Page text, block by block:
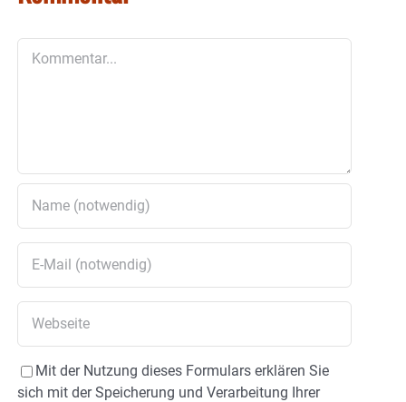
Mit der Nutzung dieses Formulars erklären Sie
sich mit der Speicherung und Verarbeitung Ihrer